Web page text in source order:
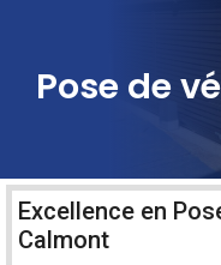
Pose de
Excellence en
Calmont